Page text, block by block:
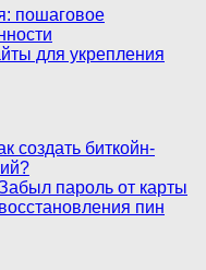
пошаговое
для укрепления
создать биткойн-
пароль от карты
пин